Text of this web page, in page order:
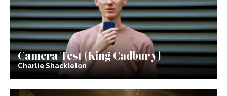
Camera Test (King Cadbury)
Charlie Shackleton